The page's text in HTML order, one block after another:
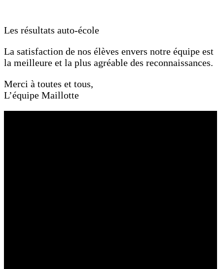
Les résultats auto-école
La satisfaction de nos élèves envers notre équipe est
la meilleure et la plus agréable des reconnaissances.
Merci à toutes et tous,
L’équipe Maillotte